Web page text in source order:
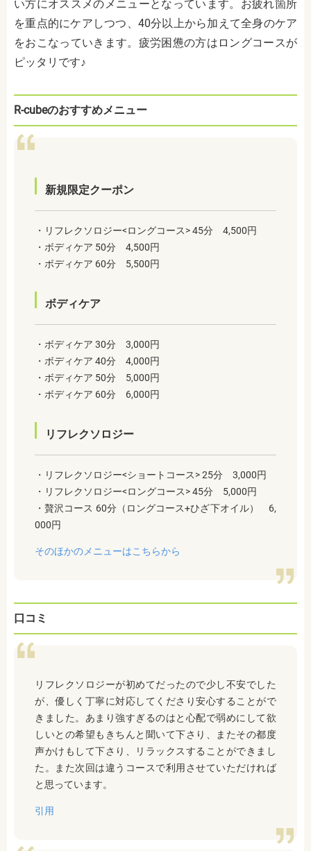
い方にオススメのメニューとなっています。お疲れ箇所
を重点的にケアしつつ、40分以上から加えて全身のケア
をおこなっていきます。疲労困憊の方はロングコースが
ピッタリです♪
R-cubeのおすすめメニュー
新規限定クーポン
・リフレクソロジー<ロングコース> 45分 4,500円
・ボディケア 50分 4,500円
・ボディケア 60分 5,500円
ボディケア
・ボディケア 30分 3,000円
・ボディケア 40分 4,000円
・ボディケア 50分 5,000円
・ボディケア 60分 6,000円
リフレクソロジー
・ リフレクソロジー<ショートコース> 25分 3,000円
・リフレクソロジー<ロングコース> 45分 5,000円
・贅沢コース 60分（ロングコース+ひざ下オイル） 6,
000円
そのほかのメニューはこちらから
口コミ
リフレクソロジーが初めてだったので少し不安でした
が、優しく丁寧に対応してくださり安心することがで
きました。あまり強すぎるのはと心配で弱めにして欲
しいとの希望もきちんと聞いて下さり、またその都度
声かけもして下さり、リラックスすることができまし
た。また次回は違うコースで利用させていただければ
と思っています。
引用